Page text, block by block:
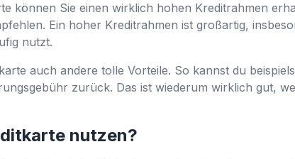
können Sie einen wirklich hohen Kreditrahmen
Ein hoher Kreditrahmen ist großartig,
nutzt.
auch andere tolle Vorteile. So kannst du
zurück. Das ist wiederum wirklich gut,
nutzen?